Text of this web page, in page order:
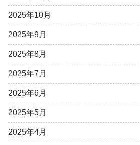
2025年10月
2025年9月
2025年8月
2025年7月
2025年6月
2025年5月
2025年4月